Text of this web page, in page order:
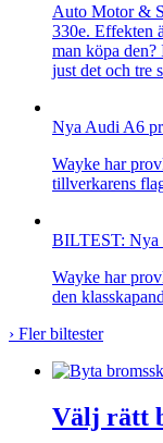
Auto Motor &
330e. Effekten
man köpa
just det och tre
Nya Audi A6
Wayke har
tillverkarens
BILTEST:
Wayke har
den
› Fler biltester
Välj rätt